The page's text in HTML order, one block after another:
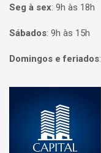
Seg à sex: 9h às 18h
Sábados: 9h às 15h
Domingos e feriados: